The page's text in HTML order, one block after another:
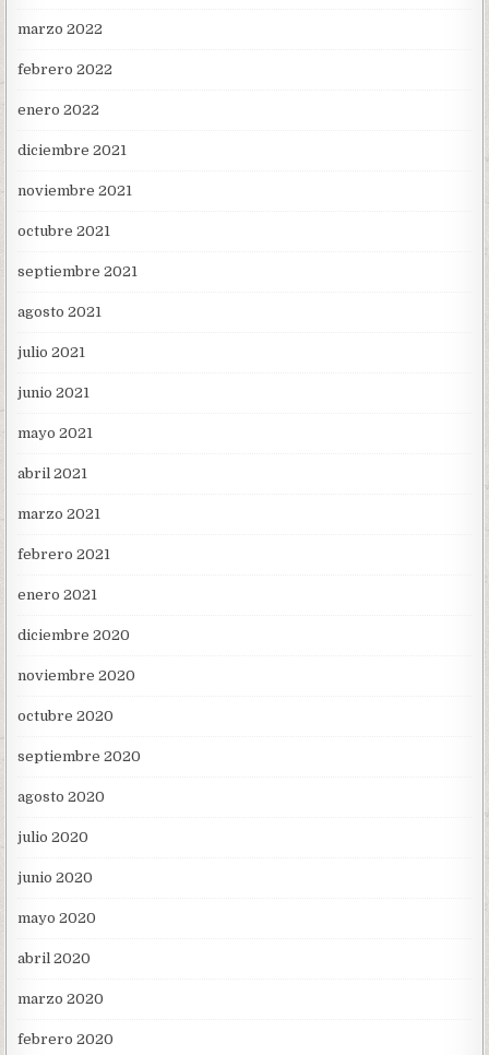
marzo 2022
febrero 2022
enero 2022
diciembre 2021
noviembre 2021
octubre 2021
septiembre 2021
agosto 2021
julio 2021
junio 2021
mayo 2021
abril 2021
marzo 2021
febrero 2021
enero 2021
diciembre 2020
noviembre 2020
octubre 2020
septiembre 2020
agosto 2020
julio 2020
junio 2020
mayo 2020
abril 2020
marzo 2020
febrero 2020